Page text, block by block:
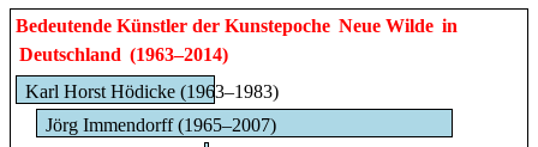
Bedeutende Künstler der Kunstepoche Neue Wilde in
Deutschland (1963–2014)
Karl Horst Hödicke (1963–1983)
Jörg Immendorff (1965–2007)